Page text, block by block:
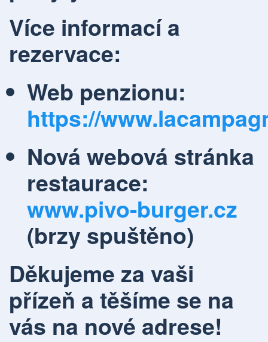
Více informací a
rezervace:
Web penzionu:
https://
Nová webová stránka
restaurace:
www.pivo-burger.cz
(brzy spuštěno)
Děkujeme za vaši
přízeň a těšíme se na
vás na nové adrese!